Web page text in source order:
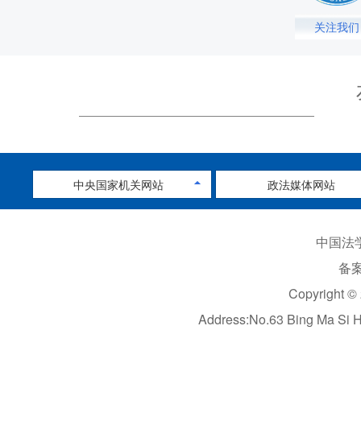
关注我们
中央国家机关网站 政法媒体网站
中国法
备
Copyright ©
Address:No.63 Bing Ma Si